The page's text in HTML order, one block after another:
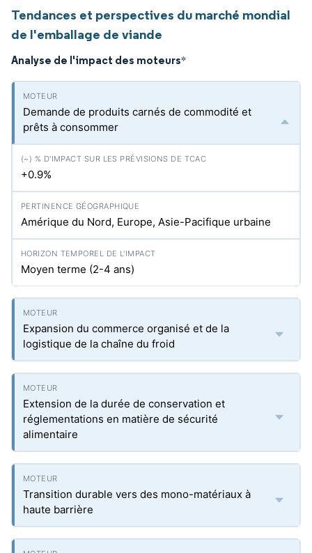
Tendances et perspectives du marché mondial
de l'emballage de viande
Analyse de l'impact des moteurs*
Demande de produits carnés de commodité et
prêts à consommer
+0.9%
Amérique du Nord, Europe, Asie-Pacifique urbaine
Moyen terme (2-4 ans)
Expansion du commerce organisé et de la
logistique de la chaîne du froid
Extension de la durée de conservation et
réglementations en matière de sécurité
alimentaire
Transition durable vers des mono-matériaux à
haute barrière